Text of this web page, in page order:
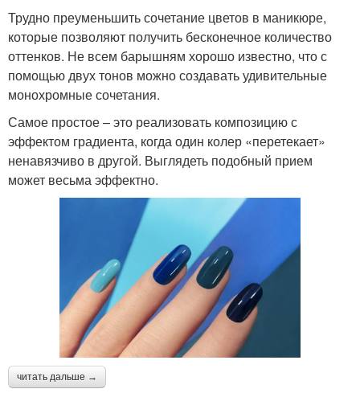
Трудно преуменьшить сочетание цветов в маникюре,
которые позволяют получить бесконечное количество
оттенков. Не всем барышням хорошо известно, что с
помощью двух тонов можно создавать удивительные
монохромные сочетания.
Самое простое – это реализовать композицию с
эффектом градиента, когда один колер «перетекает»
ненавязчиво в другой. Выглядеть подобный прием
может весьма эффектно.
читать дальше →